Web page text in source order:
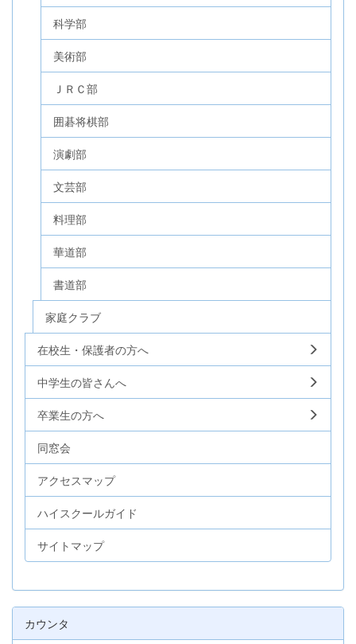
科学部
美術部
ＪＲＣ部
囲碁将棋部
演劇部
文芸部
料理部
華道部
書道部
家庭クラブ
在校生・保護者の方へ
中学生の皆さんへ
卒業生の方へ
同窓会
アクセスマップ
ハイスクールガイド
サイトマップ
カウンタ